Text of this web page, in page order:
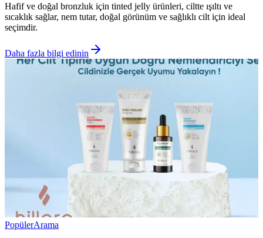
Hafif ve doğal bronzluk için tinted jelly ürünleri, ciltte ışıltı ve
sıcaklık sağlar, nem tutar, doğal görünüm ve sağlıklı cilt için ideal
seçimdir.
Daha fazla bilgi edinin
PopülerArama